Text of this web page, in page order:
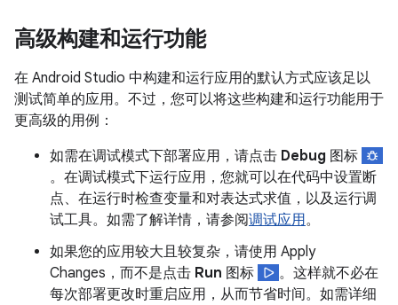
高级构建和运行功能
在 Android Studio 中构建和运行应用的默认方式应该足以
测试简单的应用。不过，您可以将这些构建和运行功能用于
更高级的用例：
如需在调试模式下部署应用，请点击 Debug 图标
。在调试模式下运行应用，您就可以在代码中设置断
点、在运行时检查变量和对表达式求值，以及运行调
试工具。如需了解详情，请参阅调试应用。
如果您的应用较大且较复杂，请使用 Apply
Changes，而不是点击 Run 图标
。这样就不必在
每次部署更改时重启应用，从而节省时间。如需详细